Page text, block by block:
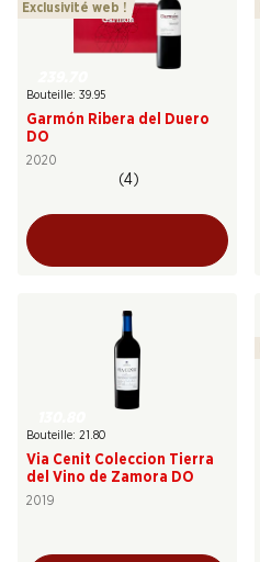
Exclusivité web !
Bouteille: 39.95
Garmón Ribera del Duero
DO
2020
(4)
Bouteille: 21.80
Via Cenit Coleccion Tierra
del Vino de Zamora DO
2019